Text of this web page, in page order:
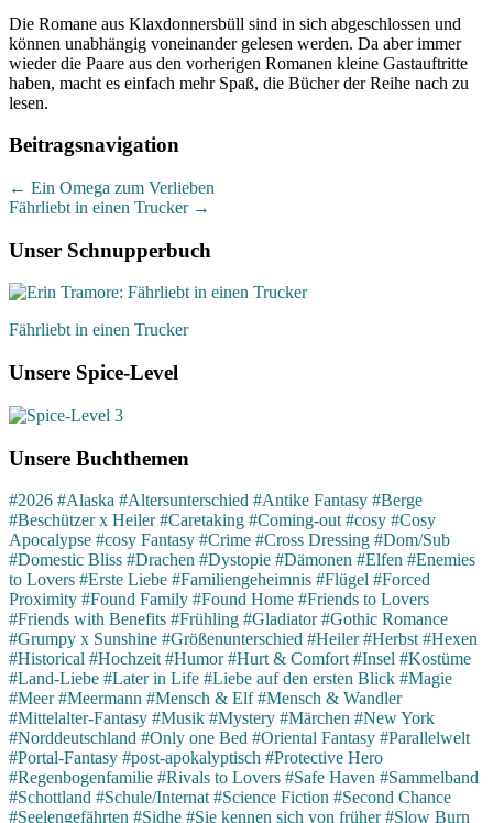
Die Romane aus Klaxdonnersbüll sind in sich abgeschlossen und
können unabhängig voneinander gelesen werden. Da aber immer
wieder die Paare aus den vorherigen Romanen kleine Gastauftritte
haben, macht es einfach mehr Spaß, die Bücher der Reihe nach zu
lesen.
Beitragsnavigation
← Ein Omega zum Verlieben
Fährliebt in einen Trucker →
Unser Schnupperbuch
Fährliebt in einen Trucker
Unsere Spice-Level
Unsere Buchthemen
#2026 #Alaska #Altersunterschied #Antike Fantasy #Berge
#Beschützer x Heiler #Caretaking #Coming-out #cosy #Cosy
Apocalypse #cosy Fantasy #Crime #Cross Dressing #Dom/Sub
#Domestic Bliss #Drachen #Dystopie #Dämonen #Elfen #Enemies
to Lovers #Erste Liebe #Familiengeheimnis #Flügel #Forced
Proximity #Found Family #Found Home #Friends to Lovers
#Friends with Benefits #Frühling #Gladiator #Gothic Romance
#Grumpy x Sunshine #Größenunterschied #Heiler #Herbst #Hexen
#Historical #Hochzeit #Humor #Hurt & Comfort #Insel #Kostüme
#Land-Liebe #Later in Life #Liebe auf den ersten Blick #Magie
#Meer #Meermann #Mensch & Elf #Mensch & Wandler
#Mittelalter-Fantasy #Musik #Mystery #Märchen #New York
#Norddeutschland #Only one Bed #Oriental Fantasy #Parallelwelt
#Portal-Fantasy #post-apokalyptisch #Protective Hero
#Regenbogenfamilie #Rivals to Lovers #Safe Haven #Sammelband
#Schottland #Schule/Internat #Science Fiction #Second Chance
#Seelengefährten #Sidhe #Sie kennen sich von früher #Slow Burn